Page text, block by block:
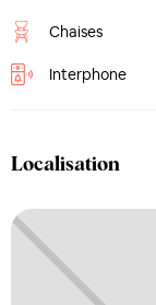
Chaises
Interphone
Localisation